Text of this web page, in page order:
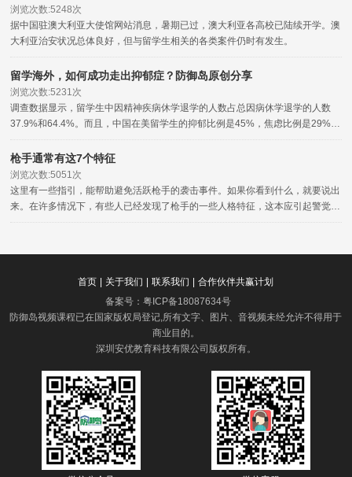
浏览次数:5248次
据中国驻澳大利亚大使馆网站消息，暑期已过，澳大利亚各高校已陆续开学。澳
大利亚治安状况总体良好，但与留学生相关的各类案件仍时有发生。
留学海外，如何成功走出抑郁症？防御岛原创分享
浏览次数:5231次
调查数据显示，留学生中因精神疾病休学退学的人数占总因病休学退学的人数
37.9%和64.4%。而且，中国在美留学生的抑郁比例是45%，焦虑比例是29%。
还有一些其他的心理疾病，比如说妄想症失眠症等。
枪手通常有这7个特征
浏览次数:5051次
这里有一些指引，能帮助避免活跃枪手的袭击事件。如果你看到什么，就要说出
来。在许多情况下，有些人已经发现了枪手的一些人格特征，这本应引起警觉，
但没有向相关的权威部门报告。
首页 关于我们 联系我们
合作伙伴共赢计划
备案号： 粤ICP备18087634号
防御岛视频课程已在国家版权局登记,所有文字、图片、音视频未经允许不得用于
商业目的。
深圳安优教育科技有限公司版权所有。